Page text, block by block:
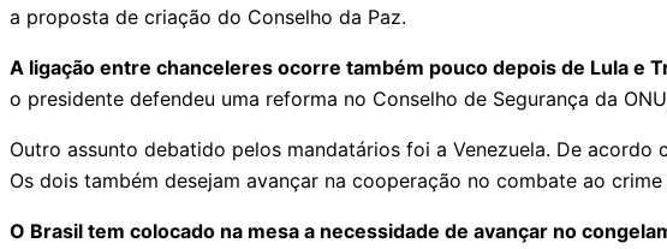
a proposta de criação do Conselho da Paz.
A ligação entre chanceleres ocorre também pouco depois de Lula
o presidente defendeu uma reforma no Conselho de Segurança da
Outro assunto debatido pelos mandatários foi a Venezuela. De
Os dois também desejam avançar na cooperação no combate ao
O Brasil tem colocado na mesa a necessidade de avançar no